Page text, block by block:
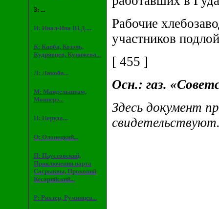
З: ...
И: Инал-Ипа Ш.Д....
К: Капба, Козэль,
Кудрявцев, Кунижева...
Л: Лакоба...
М: Мандельштам,
Монперэ...
Н: Неруда...
О: Олонецкий...
П: Паустовский,
Приключения нарта
Сасрыквы, Прокопий
Кесарийский...
Р: Рихтер, Румянцев...
Рабочие
участников
[ 455 ]
Осн.: газ.
Здесь документ